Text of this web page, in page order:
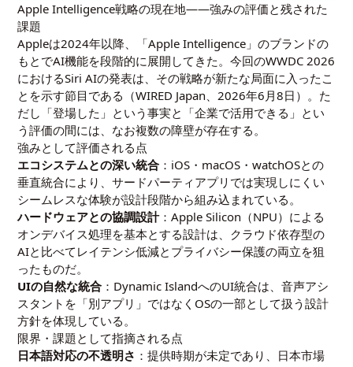
Apple Intelligence戦略の現在地——強みの評価と残された
課題
Appleは2024年以降、「Apple Intelligence」のブランドの
もとでAI機能を段階的に展開してきた。今回のWWDC 2026
におけるSiri AIの発表は、その戦略が新たな局面に入ったこ
とを示す節目である（WIRED Japan、2026年6月8日）。た
だし「登場した」という事実と「企業で活用できる」とい
う評価の間には、なお複数の障壁が存在する。
強みとして評価される点
エコシステムとの深い統合 ：iOS・macOS・watchOSとの
垂直統合により、サードパーティアプリでは実現しにくい
シームレスな体験が設計段階から組み込まれている。
ハードウェアとの協調設計：Apple Silicon（NPU）による
オンデバイス処理を基本とする設計は、クラウド依存型の
AIと比べてレイテンシ低減とプライバシー保護の両立を狙
ったものだ。
UIの自然な統合 ：Dynamic IslandへのUI統合は、音声アシ
スタントを「別アプリ」ではなくOSの一部として扱う設計
方針を体現している。
限界・課題として指摘される点
日本語対応の不透明さ ：提供時期が未定であり、日本市場